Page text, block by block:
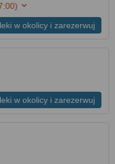
w okolicy i zarezerwuj
w okolicy i zarezerwuj